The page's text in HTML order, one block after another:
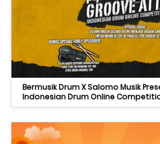
Bermusik Drum X Salomo Musik
Indonesian Drum Online